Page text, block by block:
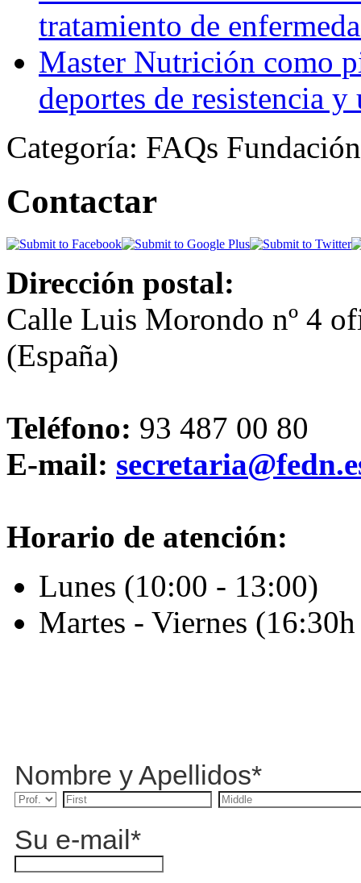
tratamiento de
Master Nutrición como
deportes de resistencia
Categoría: FAQs Fundación
Contactar
Dirección postal:
Calle Luis Morondo nº 4
(España)
Teléfono: 93 487 00 80
E-mail:
Horario de atención:
Lunes (10:00 - 13:00)
Martes - Viernes
Nombre y Apellidos*
Su e-mail*